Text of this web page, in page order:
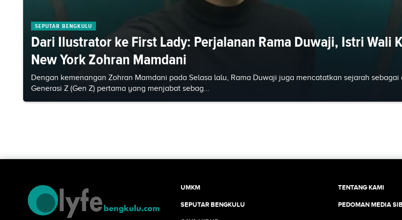
SEPUTAR BENGKULU
Dari Ilustrator ke First Lady: Perjalanan Rama Duwaji, Istri Wali
New York Zohran Mamdani
Dengan kemenangan Zohran Mamdani pada Selasa lalu, Rama Duwaji juga mencatatkan sejarah sebagai
Generasi Z (Gen Z) pertama yang menjabat sebag...
UMKM
SEPUTAR BENGKULU
TENTANG KAMI
PEDOMAN MEDIA